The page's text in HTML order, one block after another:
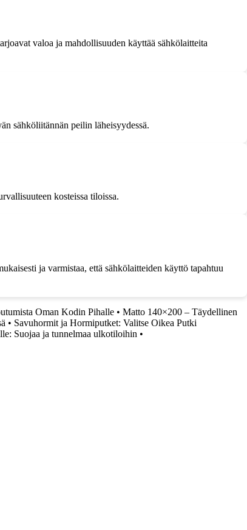
valoa ja mahdollisuuden käyttää sähkölaitteita
sähköliitännän peilin läheisyydessä.
kosteissa tiloissa.
ja varmistaa, että sähkölaitteiden käyttö tapahtuu
Oman Kodin Pihalle • Matto 140×200 – Täydellinen
• Savuhormit ja Hormiputket: Valitse Oikea Putki
Suojaa ja tunnelmaa ulkotiloihin •